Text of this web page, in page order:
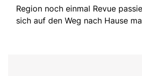
Region noch einmal Revue
sich auf den Weg nach Hause